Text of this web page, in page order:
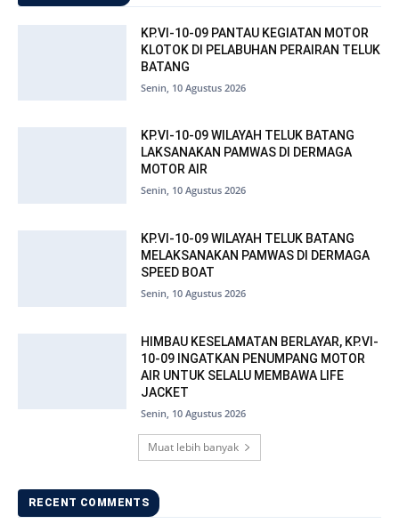
KP.VI-10-09 PANTAU KEGIATAN MOTOR
KLOTOK DI PELABUHAN PERAIRAN TELUK
BATANG
Senin, 10 Agustus 2026
KP.VI-10-09 WILAYAH TELUK BATANG
LAKSANAKAN PAMWAS DI DERMAGA
MOTOR AIR
Senin, 10 Agustus 2026
KP.VI-10-09 WILAYAH TELUK BATANG
MELAKSANAKAN PAMWAS DI DERMAGA
SPEED BOAT
Senin, 10 Agustus 2026
HIMBAU KESELAMATAN BERLAYAR, KP.VI-
10-09 INGATKAN PENUMPANG MOTOR
AIR UNTUK SELALU MEMBAWA LIFE
JACKET
Senin, 10 Agustus 2026
Muat lebih banyak
RECENT COMMENTS